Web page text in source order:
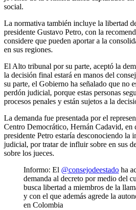
social.
La normativa también incluye la libertad
presidente Gustavo Petro, con la
considere que pueden aportar a la
en sus regiones.
El Alto tribunal por su parte, aceptó la
la decisión final estará en manos del
su parte, el Gobierno ha señalado que no
perdón judicial, porque estas personas
procesos penales y están sujetos a la
La demanda fue presentada por el
Centro Democrático, Hernán Cadavid, en
presidente Petro estaría desconociendo la
judicial, por tratar de influir sobre en sus
sobre los jueces.
Informo: El @consejodeestado ha
demanda al decreto por medio del
busca libertad a miembros de la
y con el que además agrede la
en Colombia